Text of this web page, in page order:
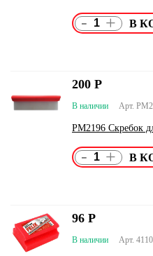
- +
Арт.
В наличии
PM2196 Скребок
200 Р
- +
Арт.
В наличии
96 Р